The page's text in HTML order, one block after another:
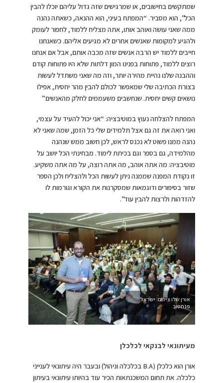
שמתקשים בחישובים, או שמרגישים שזה גדול עליהם יוכלו להבין
הכל”, הוא מסביר. “המפתח בעיני, הוא ההנאה, כשאתה נהנה
ממה שאני עושה ואוהב אותו, אתה מצליח ללמוד, לחפור לעומק
ולהגיע למקומות שאנשים אחרים לא מגיעים אליהם. כשאנחנו
חייבים ללמוד יש הרבה אנשים שזה מכבה אותם, אבל אם אנחנו
רוצים ללמוד, פתוחות בפנינו המון דלתות שלא היו פתוחות קודם
וההבנה שלנו נהיית מהירה יותר, וזה מה שאני משתדל לעשות
בצורת הכתיבה שלי שמאפשר לכולם להבין מהר יחסית, אפילו
נושאים קשים יחסית. שנחשבים משעממים לחלק מהאנשים”
המפתח להצלחה נעוץ במוטיבציה: “אני יכול להעיד על עצמי,
ואני רואה את זה גם אצל תלמידים שלי כל הזמן, שמה שאני לא
נהנה ממנו פשוט לא נכנס לראש, לכן חשוב ממש שנהנה
מהלמידה, גם בספר וגם בכיתת לימוד. מבחינתי הכל יושב על
מוטיבציה: מה אתה אוהב, מה אתה רוצה, על מה אתה משקיע.
זו נקודת המפנה שממנה ניתן לעשות הכל ולהצליח ולכן הספר
שזור בסיפורים ודוגמאות שמסקרנות את הקורא וגורמות לו
להזדהות ולרצות להבין עוד”.
אורן שלו צילום: ישראל
פנחסוב
מעיתונאי לבנקאי לכלכלן
אורן הוא כלכלן (B.A בכלכלה וניהול) ובעבר היה עיתונאי לענייני
כלכלה. את תחום המשכנתאות הכיר עוד בהיותו עיתונאי בעיתון